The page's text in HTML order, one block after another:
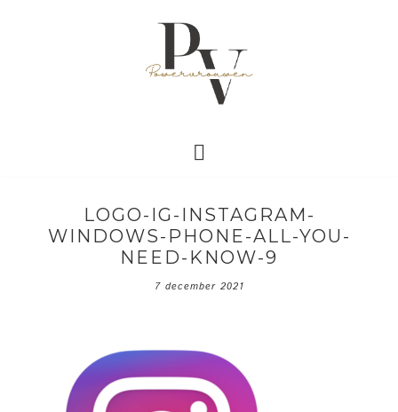
LOGO-IG-INSTAGRAM-
WINDOWS-PHONE-ALL-YOU-
NEED-KNOW-9
7 december 2021